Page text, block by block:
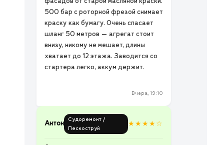
500 бар с роторной фрезой снимает
краску как бумагу. Очень спасает
шланг 50 метров — агрегат стоит
внизу, никому не мешает, длины
хватает до 12 этажа. Заводится со
стартера легко, аккум держит.
Вчера, 19:10
Антон
Судоремонт /
Пескоструй
★★★★☆